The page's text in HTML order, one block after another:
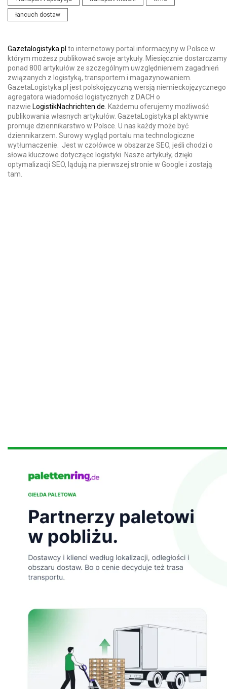
łancuch dostaw
Gazetalogistyka.pl to internetowy portal informacyjny w Polsce w
którym możesz publikować swoje artykuły. Miesięcznie dostarczamy
ponad 800 artykułów ze szczególnym uwzględnieniem zagadnień
związanych z logistyką, transportem i magazynowaniem.
GazetaLogistyka.pl jest polskojęzyczną wersją niemieckojęzycznego
agregatora wiadomości logistycznych z DACH o
nazwie LogistikNachrichten.de. Każdemu oferujemy możliwość
publikowania własnych artykułów. GazetaLogistyka.pl aktywnie
promuje dziennikarstwo w Polsce. U nas każdy może być
dziennikarzem. Surowy wygląd portalu ma technologiczne
wytłumaczenie. Jest w czołówce w obszarze SEO, jeśli chodzi o
słowa kluczowe dotyczące logistyki. Nasze artykuły, dzięki
optymalizacji SEO, lądują na pierwszej stronie w Google i zostają
tam.